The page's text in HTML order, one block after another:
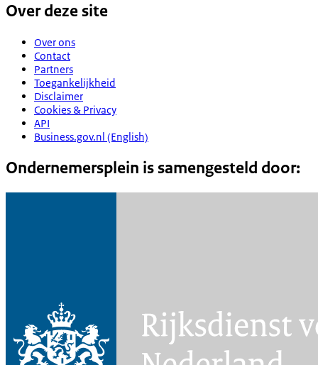
Over deze site
Over ons
Contact
Partners
Toegankelijkheid
Disclaimer
Cookies & Privacy
API
Business.gov.nl (English)
Ondernemersplein is samengesteld door: